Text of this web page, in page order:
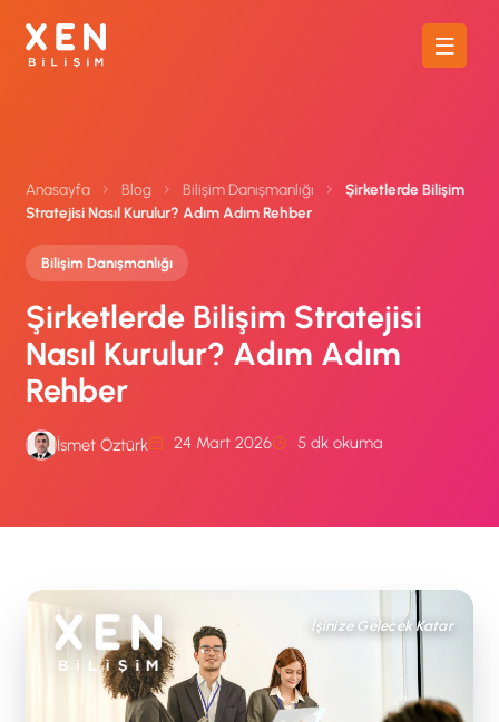
Anasayfa Blog Bilişim Danışmanlığı
Şirketlerde Bilişim
Stratejisi Nasıl Kurulur? Adım Adım Rehber
Bilişim Danışmanlığı
Şirketlerde Bilişim Stratejisi
Nasıl Kurulur? Adım Adım
Rehber
İsmet Öztürk 24 Mart 2026 5 dk okuma
İşinize Gelecek Katar